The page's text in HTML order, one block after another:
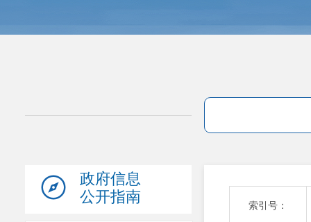
政府信息
公开指南
索引号：